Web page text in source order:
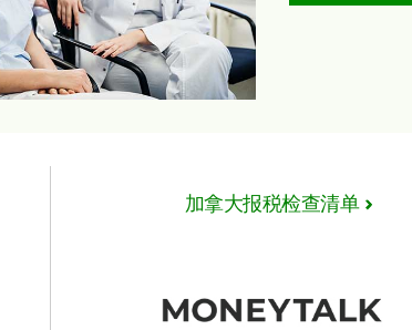
加拿大报税检查清单